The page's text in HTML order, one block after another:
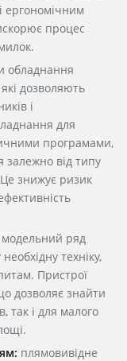
ергономічним
процес
обладнання
дозволяють
і
для
програмами,
від типу
знижує ризик
ряд
необхідну техніку,
Пристрої
дозволяє знайти
так і для малого
плямовивідне